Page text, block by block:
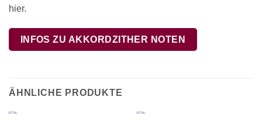
hier.
INFOS ZU AKKORDZITHER NOTEN
ÄHNLICHE PRODUKTE